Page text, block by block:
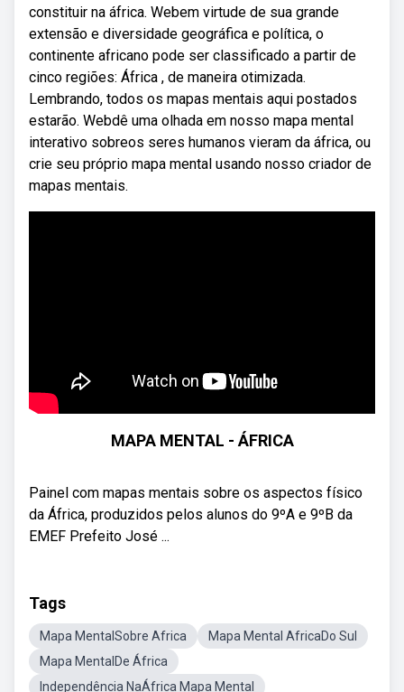
constituir na áfrica. Webem virtude de sua grande
extensão e diversidade geográfica e política, o
continente africano pode ser classificado a partir de
cinco regiões: África , de maneira otimizada.
Lembrando, todos os mapas mentais aqui postados
estarão. Webdê uma olhada em nosso mapa mental
interativo sobreos seres humanos vieram da áfrica, ou
crie seu próprio mapa mental usando nosso criador de
mapas mentais.
MAPA MENTAL - ÁFRICA
Painel com mapas mentais sobre os aspectos físico
da África, produzidos pelos alunos do 9ºA e 9ºB da
EMEF Prefeito José ...
Tags
Mapa MentalSobre Africa
Mapa Mental AfricaDo Sul
Mapa MentalDe África
Independência NaÁfrica Mapa Mental